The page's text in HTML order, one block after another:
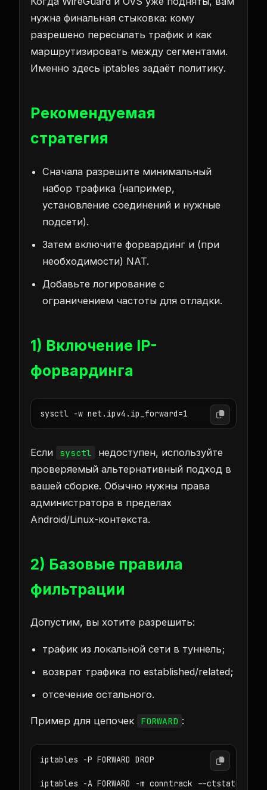
нужна финальная стыковка: кому
разрешено пересылать трафик и как
маршрутизировать между сегментами.
Именно здесь iptables задаёт политику.
Рекомендуемая
стратегия
Сначала разрешите минимальный
набор трафика (например,
установление соединений и нужные
подсети).
Затем включите форвардинг и (при
необходимости) NAT.
Добавьте логирование с
ограничением частоты для отладки.
1) Включение IP-
форвардинга
sysctl -w net.ipv4.ip_forward=1
Если sysctl
недоступен, используйте
проверяемый альтернативный подход в
вашей сборке. Обычно нужны права
администратора в пределах
Android/Linux-контекста.
2) Базовые правила
фильтрации
Допустим, вы хотите разрешить:
трафик из локальной сети в туннель;
возврат трафика по established/related;
отсечение остального.
Пример для цепочек FORWARD :
iptables -P FORWARD DROP
iptables -A FORWARD -m conntrack --ctstate